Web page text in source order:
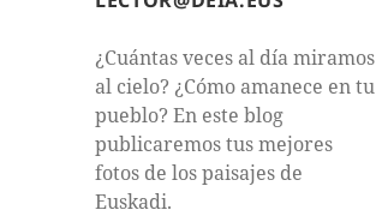
¿Cuántas veces al día miramos
al cielo? ¿Cómo amanece en tu
pueblo? En este blog
publicaremos tus mejores
fotos de los paisajes de
Euskadi.